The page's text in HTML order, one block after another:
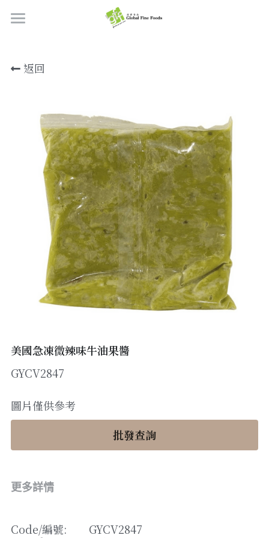
產品
肉類
牛肉
豬肉
雞肉
羊肉/鴨肉
海鮮
虎蝦/蝦肉
蟹
罐裝海產
魚/其他
帶子/青口
熟肉類
香腸
肉丸
醃製火腿肉
煙肉/其他
奶類制品
芝士
牛油
忌廉
烘焙食品
餅皮
糖漿
炸物小食
薯條
其他
醬料
牛油果醬
糧油
米/藜麥/麵
油
雜貨
調味料/香草/鹽
急凍蔬菜
職位空缺
品質檢定
聯絡我們
搜索
繁體中文
繁體中文
English
返回
美國急凍微辣味牛油果醬
GYCV2847
圖片僅供參考
批發查詢
更多詳情
Code/編號:
GYCV2847